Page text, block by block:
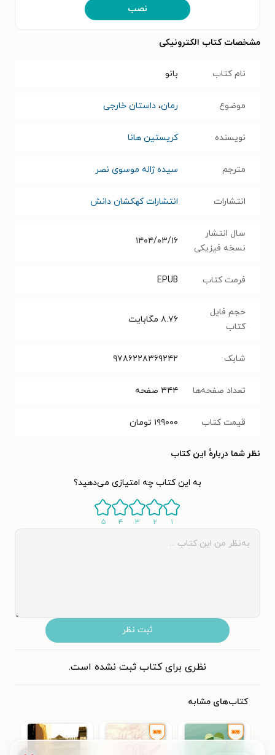
نصب
مشخصات کتاب الکترونیکی
نام کتاب بانو
موضوع رمان، داستان خارجی
نویسنده کریستین هانا
مترجم سیده ژاله موسوی نصر
انتشارات انتشارات کهکشان دانش
سال انتشار
نسخه فیزیکی
۱۴۰۴/۰۳/۱۶
فرمت کتاب EPUB
حجم فایل
کتاب
۸.۷۶ مگابایت
شابک ۹۷۸۶۲۲۸۳۶۹۲۴۲
تعداد صفحه‌ها ۳۴۴ صفحه
قیمت کتاب ۱۹۹۰۰۰ تومان
نظر شما دربارهٔ این کتاب
به این کتاب چه امتیازی می‌دهید؟
۱ ۲ ۳ ۴ ۵
ثبت نظر
نظری برای کتاب ثبت نشده است.
کتاب‌های مشابه